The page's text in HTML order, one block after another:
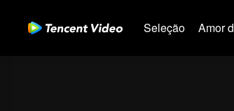
Seleção Amor